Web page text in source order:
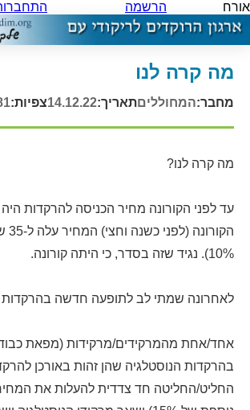
אורח הרשמה
מה קרה לנו
מחבר:המחולליםתאריך:14.12.22צפיות:
מה קרה לנו?
10%). נגיד שזה בסדר, כי היתה קורונה.
לאחרונה שמתי לב לתופעה חדשה בהרקדות
אחד/אחת מהמרקידים/מרקידות (מפאת כבוד
בהרקדות הנוסטלגיה שהן זהות באורכן